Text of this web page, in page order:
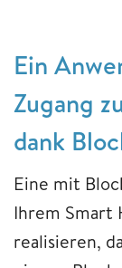
Ein
Zugang
dank
Eine mit
Ihrem Smart
realisieren,